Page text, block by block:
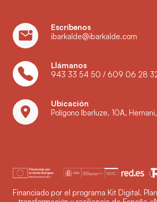
Escríbenos
ibarkalde@ibarkalde.com
Llámanos
943 33 54 50 / 609 06 28
Ubicación
Polígono Ibarluze, 10A,
Financiado por el programa Kit Digital.